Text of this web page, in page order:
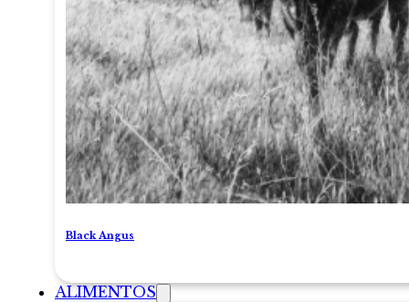
Black Angus
ALIMENTOS